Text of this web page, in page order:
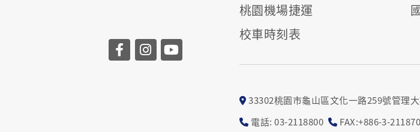
桃園機場捷運
校車時刻表
33302桃園市龜山區文化一路259號管理
電話: 03-2118800
FAX:+886-3-